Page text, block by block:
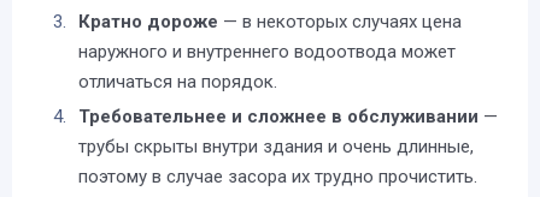
Кратно дороже — в некоторых случаях цена
наружного и внутреннего водоотвода может
отличаться на порядок.
Требовательнее и сложнее в обслуживании —
трубы скрыты внутри здания и очень длинные,
поэтому в случае засора их трудно прочистить.